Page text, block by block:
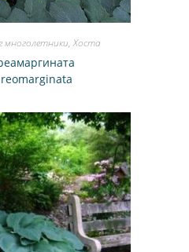
многолетники,Хоста